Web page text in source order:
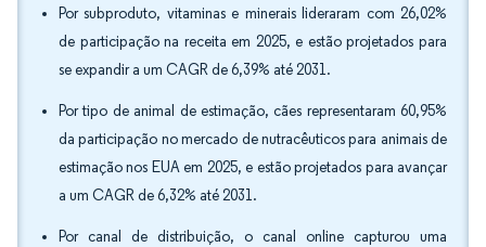
Por subproduto, vitaminas e minerais lideraram com 26,02%
de participação na receita em 2025, e estão projetados para
se expandir a um CAGR de 6,39% até 2031.
Por tipo de animal de estimação, cães representaram 60,95%
da participação no mercado de nutracêuticos para animais de
estimação nos EUA em 2025, e estão projetados para avançar
a um CAGR de 6,32% até 2031.
Por canal de distribuição, o canal online capturou uma